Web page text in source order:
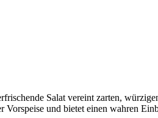
Salat vereint zarten,
und bietet einen wahren